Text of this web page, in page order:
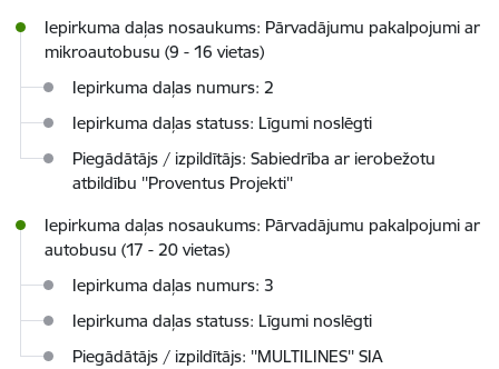
Iepirkuma daļas nosaukums: Pārvadājumu pakalpojumi ar
mikroautobusu (9 - 16 vietas)
Iepirkuma daļas numurs: 2
Iepirkuma daļas statuss: Līgumi noslēgti
Piegādātājs / izpildītājs: Sabiedrība ar ierobežotu
atbildību ''Proventus Projekti''
Iepirkuma daļas nosaukums: Pārvadājumu pakalpojumi ar
autobusu (17 - 20 vietas)
Iepirkuma daļas numurs: 3
Iepirkuma daļas statuss: Līgumi noslēgti
Piegādātājs / izpildītājs: ''MULTILINES'' SIA